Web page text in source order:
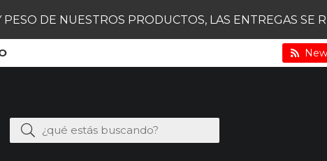
DE NUESTROS PRODUCTOS, LAS ENTREGAS SE